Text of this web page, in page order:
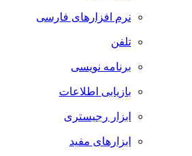
نرم افزارهای فارسی
تلفن
برنامه نویسی
بازیابی اطلاعات
ابزار رجیستری
ابزارهای مفید